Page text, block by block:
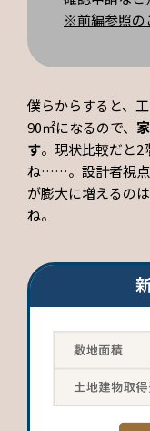
※前編参照の
僕らからすると、
90㎡になるので、
す。現状比較だと2
ね……。設計者視点
が膨大に増えるの
ね。